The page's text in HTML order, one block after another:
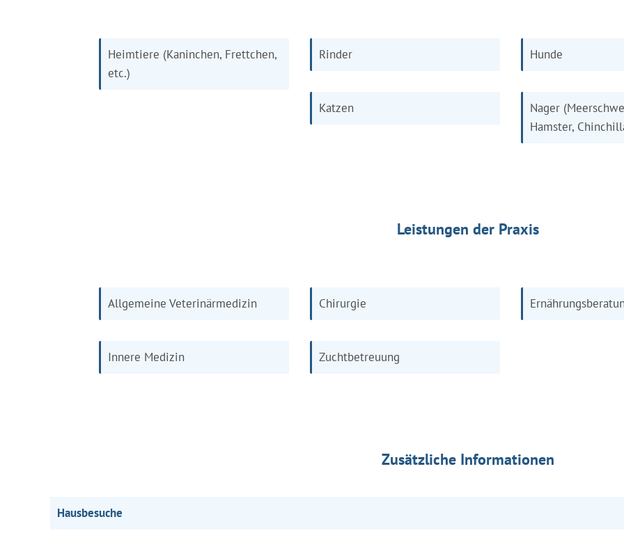
Heimtiere (Kaninchen, Frettchen,
etc.)
Rinder Hunde
Katzen
Nager
Hamster,
Leistungen der Praxis
Allgemeine Veterinärmedizin Chirurgie
Innere Medizin Zuchtbetreuung
Zusätzliche Informationen
Hausbesuche